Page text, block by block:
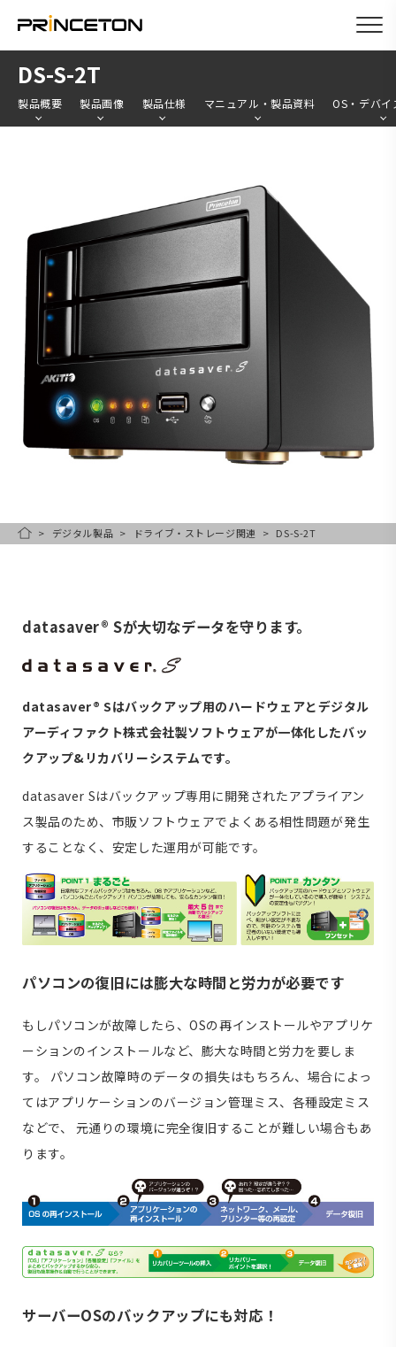
DS-S-2T
製品概要 製品画像 製品仕様 マニュアル・製品資料 OS・デバイ
HOMEデジタル製品 ドライブ・ストレージ関連 DS-S-2T
datasaver® Sが大切なデータを守ります。
datasaver® Sはバックアップ用のハードウェアとデジタル
アーディファクト株式会社製ソフトウェアが一体化したバッ
クアップ&リカバリーシステムです。
datasaver Sはバックアップ専用に開発されたアプライアン
ス製品のため、市販ソフトウェアでよくある相性問題が発生
することなく、安定した運用が可能です。
パソコンの復旧には膨大な時間と労力が必要です
もしパソコンが故障したら、OSの再インストールやアプリケ
ーションのインストールなど、膨大な時間と労力を要しま
す。 パソコン故障時のデータの損失はもちろん、場合によっ
てはアプリケーションのバージョン管理ミス、各種設定ミス
などで、 元通りの環境に完全復旧することが難しい場合もあ
ります。
サーバーOSのバックアップにも対応！